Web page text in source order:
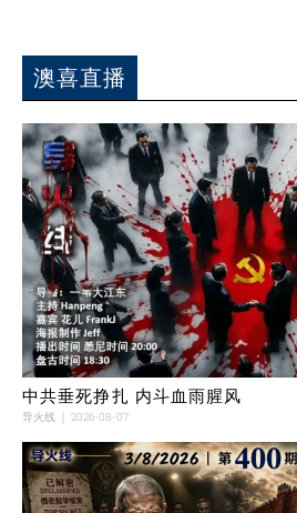
澳喜直播
中共垂死挣扎 内斗血雨腥风
导火线 2026-08-07